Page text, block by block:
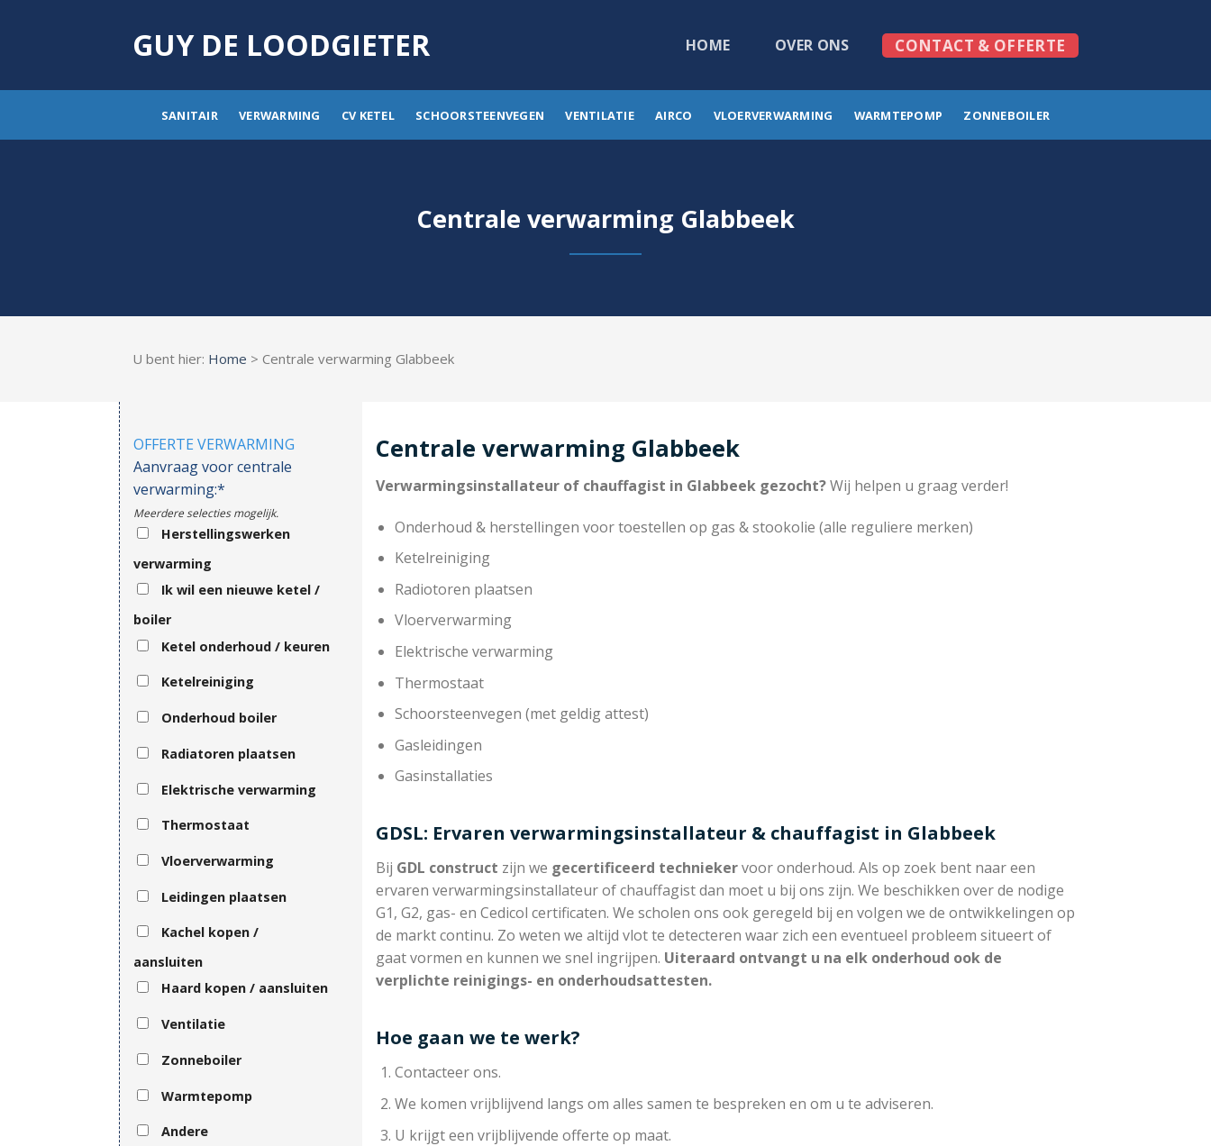
GUY DE LOODGIETER HOME OVER ONS CONTACT & OFFERTE
SANITAIR VERWARMING CV KETEL SCHOORSTEENVEGEN VENTILATIE AIRCO VLOERVERWARMING WARMTEPOMP ZONNEBOILER
Centrale verwarming Glabbeek
U bent hier: Home > Centrale verwarming Glabbeek
OFFERTE VERWARMING
Aanvraag voor centrale
verwarming:*
Meerdere selecties mogelijk.
Herstellingswerken
verwarming
Ik wil een nieuwe ketel /
boiler
Ketel onderhoud / keuren
Ketelreiniging
Onderhoud boiler
Radiatoren plaatsen
Elektrische verwarming
Thermostaat
Vloerverwarming
Leidingen plaatsen
Kachel kopen /
aansluiten
Haard kopen / aansluiten
Ventilatie
Zonneboiler
Warmtepomp
Andere
Centrale verwarming Glabbeek
Verwarmingsinstallateur of chauffagist in Glabbeek gezocht?Wij helpen u graag verder!
Onderhoud & herstellingen voor toestellen op gas & stookolie (alle reguliere merken)
Ketelreiniging
Radiotoren plaatsen
Vloerverwarming
Elektrische verwarming
Thermostaat
Schoorsteenvegen (met geldig attest)
Gasleidingen
Gasinstallaties
GDSL: Ervaren verwarmingsinstallateur & chauffagist in Glabbeek
Bij GDL construct zijn we gecertificeerd techniekervoor onderhoud. Als op zoek bent naar een
ervaren verwarmingsinstallateur of chauffagist dan moet u bij ons zijn. We beschikken over de nodige
G1, G2, gas- en Cedicol certificaten. We scholen ons ook geregeld bij en volgen we de ontwikkelingen op
de markt continu. Zo weten we altijd vlot te detecteren waar zich een eventueel probleem situeert of
gaat vormen en kunnen we snel ingrijpen. Uiteraard ontvangt u na elk onderhoud ook de
verplichte reinigings- en onderhoudsattesten.
Hoe gaan we te werk?
Contacteer ons.
We komen vrijblijvend langs om alles samen te bespreken en om u te adviseren.
U krijgt een vrijblijvende offerte op maat.